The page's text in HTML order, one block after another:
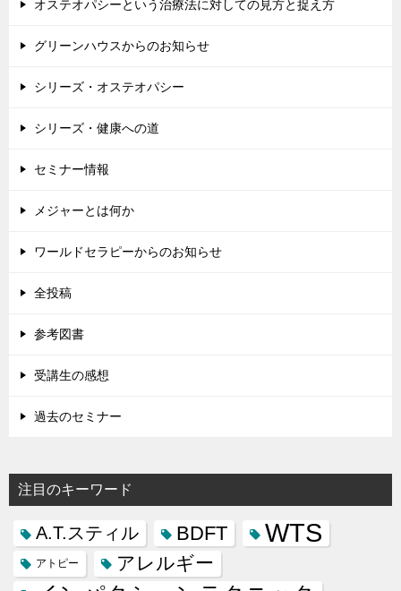
オステオパシーという治療法に対しての見方と捉え方
グリーンハウスからのお知らせ
シリーズ・オステオパシー
シリーズ・健康への道
セミナー情報
メジャーとは何か
ワールドセラピーからのお知らせ
全投稿
参考図書
受講生の感想
過去のセミナー
注目のキーワード
A.T.スティル BDFT WTS
アトピー アレルギー